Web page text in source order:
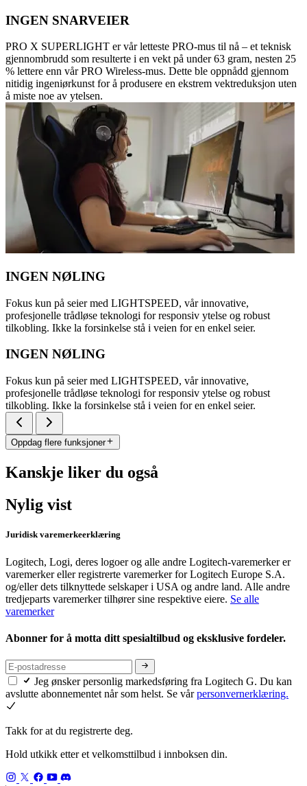
INGEN SNARVEIER
PRO X SUPERLIGHT er vår letteste PRO-mus til nå – et teknisk
gjennombrudd som resulterte i en vekt på under 63 gram, nesten 25
% lettere enn vår PRO Wireless-mus. Dette ble oppnådd gjennom
nitidig ingeniørkunst for å produsere en ekstrem vektreduksjon uten
å miste noe av ytelsen.
INGEN NØLING
Fokus kun på seier med LIGHTSPEED, vår innovative,
profesjonelle trådløse teknologi for responsiv ytelse og robust
tilkobling. Ikke la forsinkelse stå i veien for en enkel seier.
INGEN NØLING
Fokus kun på seier med LIGHTSPEED, vår innovative,
profesjonelle trådløse teknologi for responsiv ytelse og robust
tilkobling. Ikke la forsinkelse stå i veien for en enkel seier.
Oppdag flere funksjoner
Kanskje liker du også
Nylig vist
Juridisk varemerkeerklæring
Logitech, Logi, deres logoer og alle andre Logitech-varemerker er
varemerker eller registrerte varemerker for Logitech Europe S.A.
og/eller dets tilknyttede selskaper i USA og andre land. Alle andre
tredjeparts varemerker tilhører sine respektive eiere. Se alle
varemerker
Abonner for å motta ditt spesialtilbud og eksklusive fordeler.
Jeg ønsker personlig markedsføring fra Logitech G. Du kan
avslutte abonnementet når som helst. Se vårpersonvernerklæring.
Takk for at du registrerte deg.
Hold utkikk etter et velkomsttilbud i innboksen din.